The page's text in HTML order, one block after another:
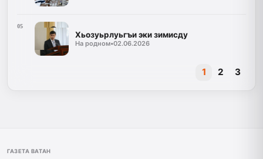
05
Хьозуьрлуьгъи эки зимисду
На родном•02.06.2026
1 2 3
ГАЗЕТА ВАТАН